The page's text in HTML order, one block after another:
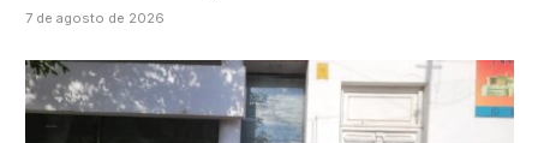
7 de agosto de 2026